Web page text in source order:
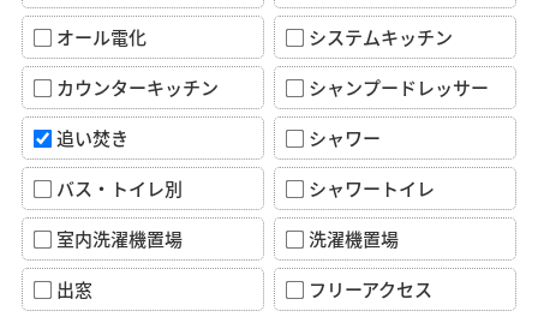
オール電化
システムキッチン
カウンターキッチン
シャンプードレッサー
追い焚き
シャワー
バス・トイレ別
シャワートイレ
室内洗濯機置場
洗濯機置場
出窓
フリーアクセス